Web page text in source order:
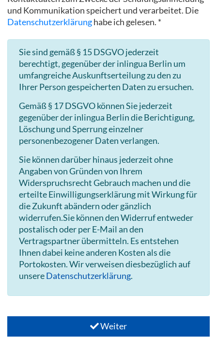
und Kommunikation speichert und verarbeitet. Die
Datenschutzerklärunghabe ich gelesen. *
Sie sind gemäß § 15 DSGVO jederzeit
berechtigt, gegenüber der inlingua Berlin um
umfangreiche Auskunftserteilung zu den zu
Ihrer Person gespeicherten Daten zu ersuchen.
Gemäß § 17 DSGVO können Sie jederzeit
gegenüber der inlingua Berlin die Berichtigung,
Löschung und Sperrung einzelner
personenbezogener Daten verlangen.
Sie können darüber hinaus jederzeit ohne
Angaben von Gründen von Ihrem
Widerspruchsrecht Gebrauch machen und die
erteilte Einwilligungserklärung mit Wirkung für
die Zukunft abändern oder gänzlich
widerrufen.Sie können den Widerruf entweder
postalisch oder per E-Mail an den
Vertragspartner übermitteln. Es entstehen
Ihnen dabei keine anderen Kosten als die
Portokosten. Wir verweisen diesbezüglich auf
unsereDatenschutzerklärung.
Weiter